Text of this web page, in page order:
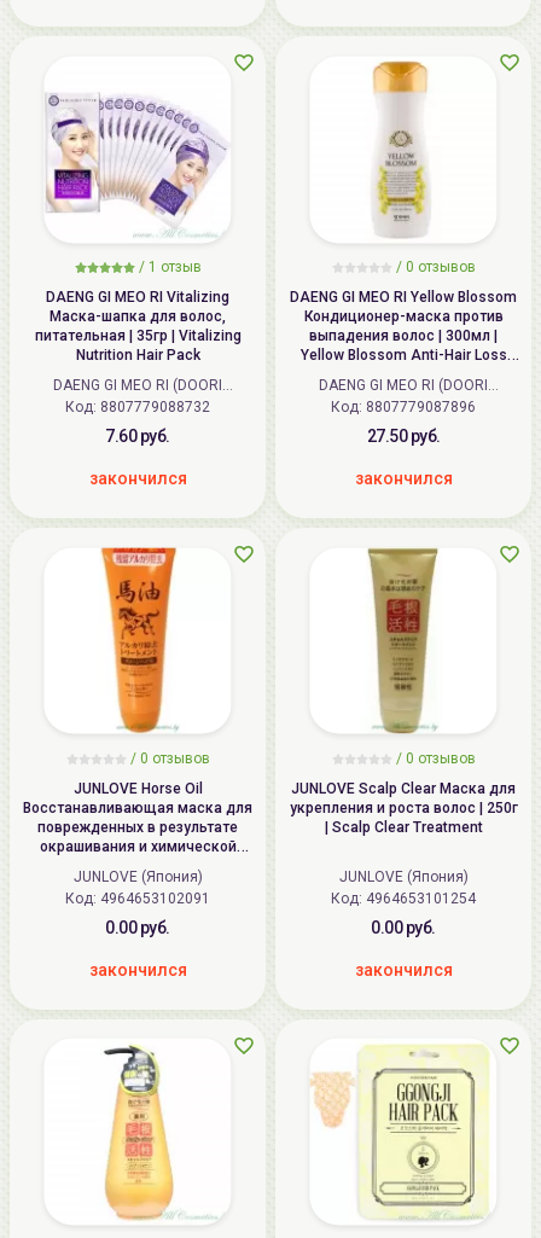
/ 1 отзыв
DAENG GI MEO RI Vitalizing
Маска-шапка для волос,
питательная | 35гр | Vitalizing
Nutrition Hair Pack
DAENG GI MEO RI (DOORI
Cosmetics) (Корея)
Код: 8807779088732
7.60 руб.
закончился
/ 0 отзывов
DAENG GI MEO RI Yellow Blossom
Кондиционер-маска против
выпадения волос | 300мл |
Yellow Blossom Anti-Hair Loss
DAENG GI MEO RI (DOORI
Cosmetics) (Корея)
Код: 8807779087896
27.50 руб.
закончился
/ 0 отзывов
JUNLOVE Horse Oil
Восстанавливающая маска для
поврежденных в результате
окрашивания и химической
завивки волос | 270г | Horse Oil
Treatment
JUNLOVE (Япония)
Код: 4964653102091
0.00 руб.
закончился
/ 0 отзывов
JUNLOVE Scalp Clear Маска для
укрепления и роста волос | 250г
| Scalp Clear Treatment
JUNLOVE (Япония)
Код: 4964653101254
0.00 руб.
закончился